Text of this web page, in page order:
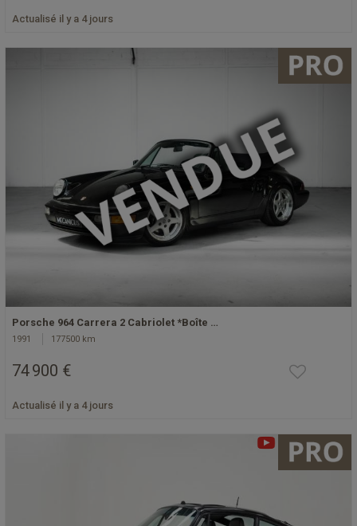
Actualisé il y a 4 jours
Porsche 964 Carrera 2 Cabriolet *Boîte …
1991 177500 km
74 900 €
Actualisé il y a 4 jours